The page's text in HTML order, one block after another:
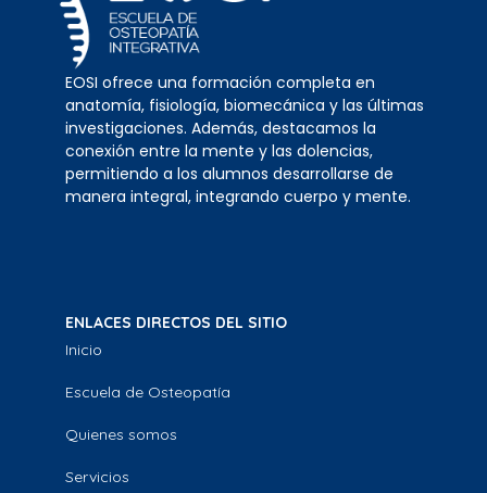
EOSI ofrece una formación completa en
anatomía, fisiología, biomecánica y las últimas
investigaciones. Además, destacamos la
conexión entre la mente y las dolencias,
permitiendo a los alumnos desarrollarse de
manera integral, integrando cuerpo y mente.
ENLACES DIRECTOS DEL SITIO
Inicio
Escuela de Osteopatía
Quienes somos
Servicios